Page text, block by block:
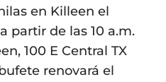
en Killeen el
partir de las 10 a.m.
100 E Central TX
renovará el